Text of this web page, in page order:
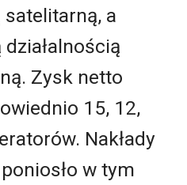
a
Zysk netto
15, 12,
Nakłady
w tym